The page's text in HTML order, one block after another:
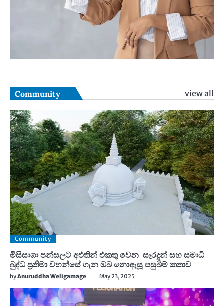
Community view all
Community
මිසිසාගා පන්සලට අළුතින් එකතු වෙන සෑරදුන් සහ සමාධි
බුද්ධ ප්‍රතිමා වහන්සේ ගැන ඔබ නොඇසූ පසුබිම් කතාව
byAnuruddha Weligamage May 23, 2025